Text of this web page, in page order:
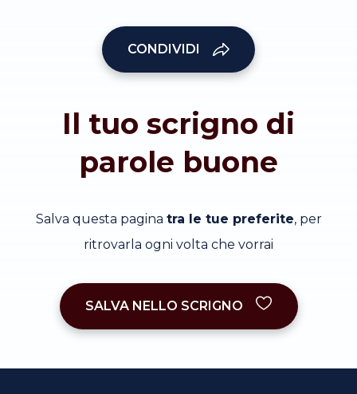
CONDIVIDI
Il tuo scrigno di
parole buone
Salva questa pagina tra le tue preferite, per
ritrovarla ogni volta che vorrai
SALVA NELLO SCRIGNO